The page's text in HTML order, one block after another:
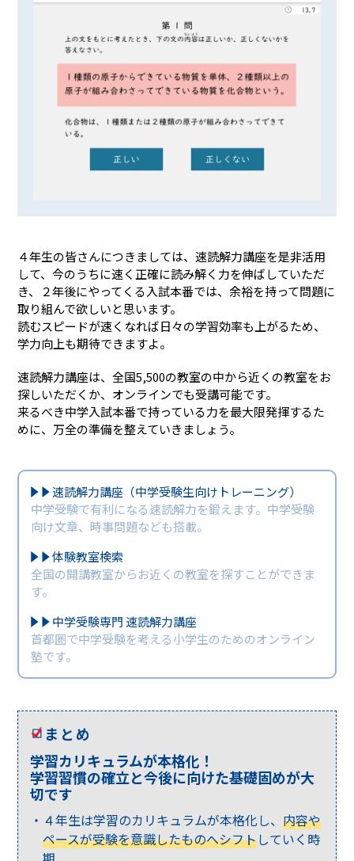
４年生の皆さんにつきましては、速読解力講座を是非活用
して、今のうちに速く正確に読み解く力を伸ばしていただ
き、２年後にやってくる入試本番では、余裕を持って問題に
取り組んで欲しいと思います。
読むスピードが速くなれば日々の学習効率も上がるため、
学力向上も期待できますよ。
速読解力講座は、全国5,500の教室の中から近くの教室をお
探しいただくか、オンラインでも受講可能です。
来るべき中学入試本番で持っている力を最大限発揮するた
めに、万全の準備を整えていきましょう。
速読解力講座（中学受験生向けトレーニング）
中学受験で有利になる速読解力を鍛えます。中学受験
向け文章、時事問題なども搭載。
体験教室検索
全国の開講教室からお近くの教室を探すことができま
す。
中学受験専門 速読解力講座
首都圏で中学受験を考える小学生のためのオンライン
塾です。
まとめ
学習カリキュラムが本格化！
学習習慣の確立と今後に向けた基礎固めが大
切です
４年生は学習のカリキュラムが本格化し、内容や
ペースが受験を意識したものへシフトしていく時